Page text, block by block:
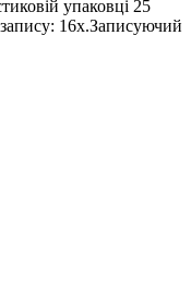
упаковці 25
16х.Записуючий